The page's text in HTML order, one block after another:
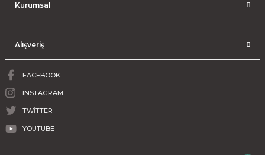
Kurumsal
Alışveriş
FACEBOOK
INSTAGRAM
TWİTTER
YOUTUBE